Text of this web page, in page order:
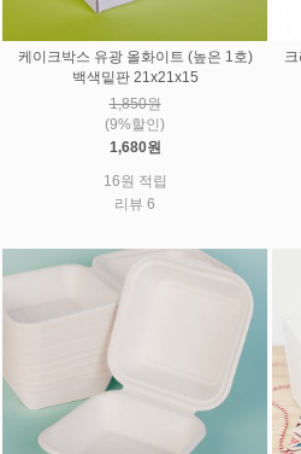
케이크박스 유광 올화이트 (높은 1호)
백색밑판 21x21x15
1,850원
(9%할인)
1,680원
16원 적립
리뷰 6